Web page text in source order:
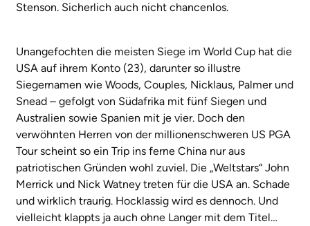
Stenson. Sicherlich auch nicht chancenlos.
Unangefochten die meisten Siege im World Cup hat die
USA auf ihrem Konto (23), darunter so illustre
Siegernamen wie Woods, Couples, Nicklaus, Palmer und
Snead – gefolgt von Südafrika mit fünf Siegen und
Australien sowie Spanien mit je vier. Doch den
verwöhnten Herren von der millionenschweren US PGA
Tour scheint so ein Trip ins ferne China nur aus
patriotischen Gründen wohl zuviel. Die „Weltstars“ John
Merrick und Nick Watney treten für die USA an. Schade
und wirklich traurig. Hocklassig wird es dennoch. Und
vielleicht klappts ja auch ohne Langer mit dem Titel…